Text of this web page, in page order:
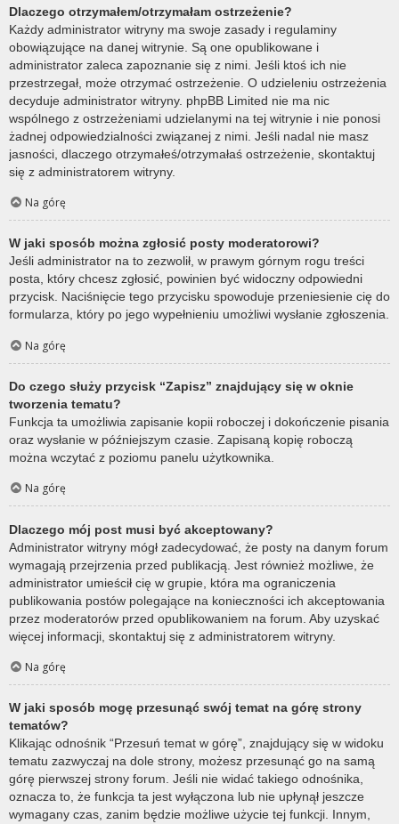
Dlaczego otrzymałem/otrzymałam ostrzeżenie?
Każdy administrator witryny ma swoje zasady i regulaminy
obowiązujące na danej witrynie. Są one opublikowane i
administrator zaleca zapoznanie się z nimi. Jeśli ktoś ich nie
przestrzegał, może otrzymać ostrzeżenie. O udzieleniu ostrzeżenia
decyduje administrator witryny. phpBB Limited nie ma nic
wspólnego z ostrzeżeniami udzielanymi na tej witrynie i nie ponosi
żadnej odpowiedzialności związanej z nimi. Jeśli nadal nie masz
jasności, dlaczego otrzymałeś/otrzymałaś ostrzeżenie, skontaktuj
się z administratorem witryny.
Na górę
W jaki sposób można zgłosić posty moderatorowi?
Jeśli administrator na to zezwolił, w prawym górnym rogu treści
posta, który chcesz zgłosić, powinien być widoczny odpowiedni
przycisk. Naciśnięcie tego przycisku spowoduje przeniesienie cię do
formularza, który po jego wypełnieniu umożliwi wysłanie zgłoszenia.
Na górę
Do czego służy przycisk “Zapisz” znajdujący się w oknie
tworzenia tematu?
Funkcja ta umożliwia zapisanie kopii roboczej i dokończenie pisania
oraz wysłanie w późniejszym czasie. Zapisaną kopię roboczą
można wczytać z poziomu panelu użytkownika.
Na górę
Dlaczego mój post musi być akceptowany?
Administrator witryny mógł zadecydować, że posty na danym forum
wymagają przejrzenia przed publikacją. Jest również możliwe, że
administrator umieścił cię w grupie, która ma ograniczenia
publikowania postów polegające na konieczności ich akceptowania
przez moderatorów przed opublikowaniem na forum. Aby uzyskać
więcej informacji, skontaktuj się z administratorem witryny.
Na górę
W jaki sposób mogę przesunąć swój temat na górę strony
tematów?
Klikając odnośnik “Przesuń temat w górę”, znajdujący się w widoku
tematu zazwyczaj na dole strony, możesz przesunąć go na samą
górę pierwszej strony forum. Jeśli nie widać takiego odnośnika,
oznacza to, że funkcja ta jest wyłączona lub nie upłynął jeszcze
wymagany czas, zanim będzie możliwe użycie tej funkcji. Innym,